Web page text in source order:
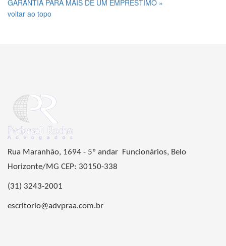
GARANTIA PARA MAIS DE UM EMPRÉSTIMO »
voltar ao topo
Rua Maranhão, 1694 - 5º andar Funcionários, Belo
Horizonte/MG CEP: 30150-338
(31) 3243-2001
escritorio@advpraa.com.br